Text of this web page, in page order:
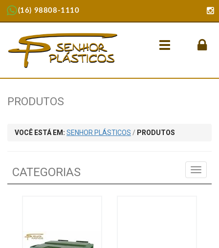
(16) 98808-1110
Menu
PRODUTOS
VOCÊ ESTÁ EM: SENHOR PLÁSTICOS / PRODUTOS
CATEGORIAS MENU